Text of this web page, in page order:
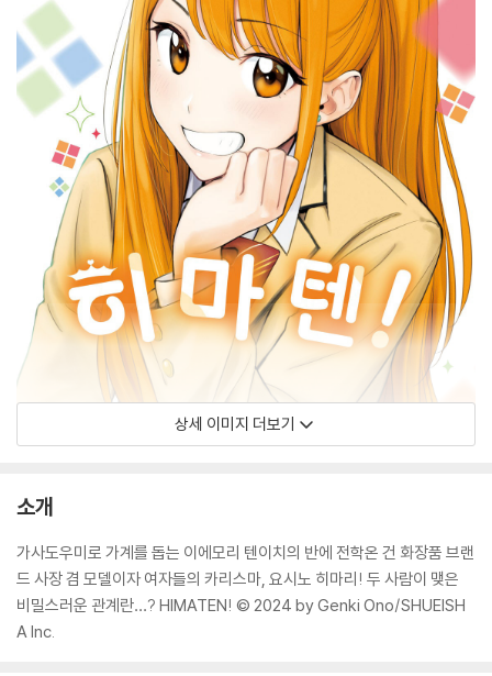
상세 이미지 더보기
소개
가사도우미로 가계를 돕는 이에모리 텐이치의 반에 전학온 건 화장품 브랜
드 사장 겸 모델이자 여자들의 카리스마, 요시노 히마리! 두 사람이 맺은
비밀스러운 관계란…? HIMATEN! © 2024 by Genki Ono/SHUEISH
A Inc.